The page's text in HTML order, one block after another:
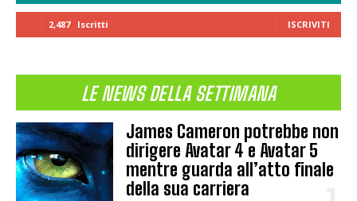
2,487 Iscritti ISCRIVITI
LE NEWS DELLA SETTIMANA
James Cameron potrebbe non
dirigere Avatar 4 e Avatar 5
mentre guarda all’atto finale
della sua carriera